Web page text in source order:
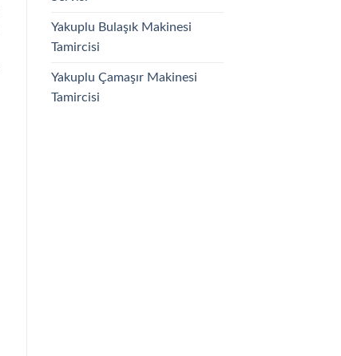
Yakuplu Bulaşık Makinesi
Tamircisi
Yakuplu Çamaşır Makinesi
Tamircisi